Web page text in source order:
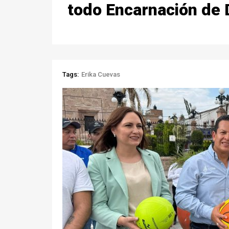
todo Encarnación de
Tags: Erika Cuevas